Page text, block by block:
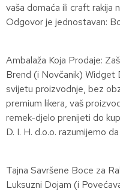
vaša domaća ili craft rakija
Odgovor je jednostavan:
Ambalaža Koja Prodaje:
Brend (i Novčanik)
svijetu proizvodnje, bez
premium likera, vaš
remek-djelo prenijeti do
D. I. H. d.o.o. razumijemo
Tajna Savršene Boce za
Luksuzni Dojam (i